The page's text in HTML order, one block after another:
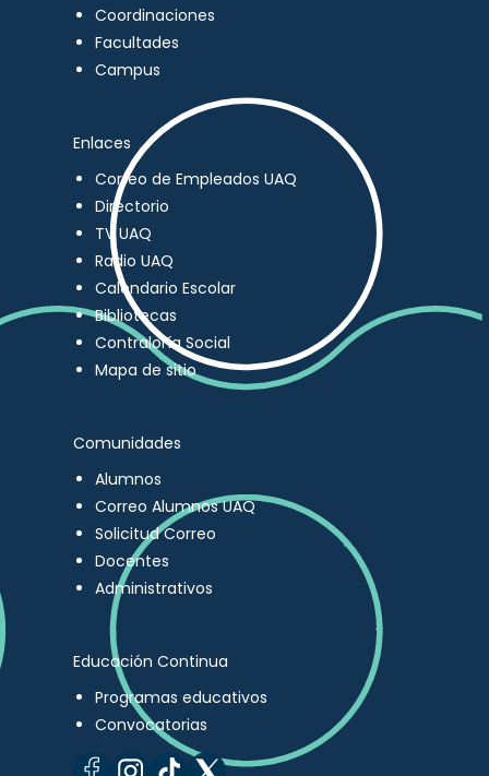
Coordinaciones
Facultades
Campus
Enlaces
Correo de Empleados UAQ
Directorio
TV UAQ
Radio UAQ
Calendario Escolar
Bibliotecas
Contraloría Social
Mapa de sitio
Comunidades
Alumnos
Correo Alumnos UAQ
Solicitud Correo
Docentes
Administrativos
Educación Continua
Programas educativos
Convocatorias